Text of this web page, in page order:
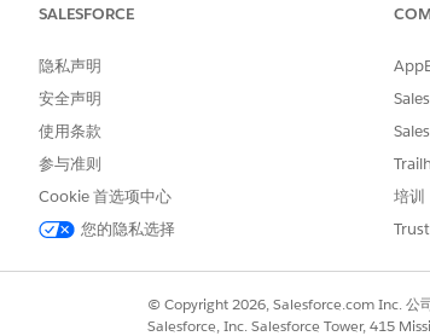
用程序
度量和活动整合到一个平台来简化这些任务。提高组织
索和筛选来搜索站点和调查人员。
查看站点和调查员摘要
面快速获取临床试验地点和研究人员关键详细信息的汇
SALESFORCE
隐私声明
安全声明
使用条款
参与准则
Cookie 首选项中心
您的隐私选择
培训
Trust
© Copyright 2026, Salesforce.com Inc. 公
Salesforce, Inc. Salesforce Tower, 415